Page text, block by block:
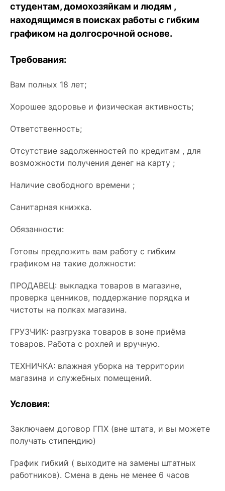
студентам, домохозяйкам и людям ,
находящимся в поисках работы с гибким
графиком на долгосрочной основе.
Требования:
Вам полных 18 лет;
Хорошее здоровье и физическая активность;
Ответственность;
Отсутствие задолженностей по кредитам , для
возможности получения денег на карту ;
Наличие свободного времени ;
Санитарная книжка.
Обязанности:
Готовы предложить вам работу с гибким
графиком на такие должности:
ПРОДАВЕЦ: выкладка товаров в магазине,
проверка ценников, поддержание порядка и
чистоты на полках магазина.
ГРУЗЧИК: разгрузка товаров в зоне приёма
товаров. Работа с рохлей и вручную.
ТЕХНИЧКА: влажная уборка на территории
магазина и служебных помещений.
Условия:
Заключаем договор ГПХ (вне штата, и вы можете
получать стипендию)
График гибкий ( выходите на замены штатных
работников). Смена в день не менее 6 часов